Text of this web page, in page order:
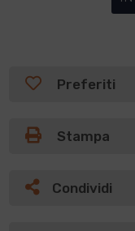
Preferiti
Stampa
Condividi